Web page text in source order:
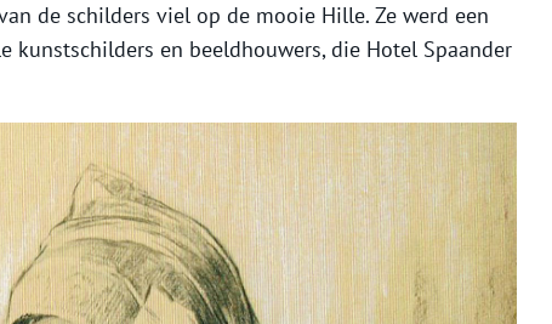
de schilders viel op de mooie Hille. Ze werd een
kunstschilders en beeldhouwers, die Hotel Spaander